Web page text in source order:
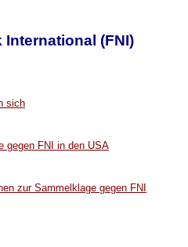
International (FNI)
sich
gegen FNI in den USA
zur Sammelklage gegen FNI